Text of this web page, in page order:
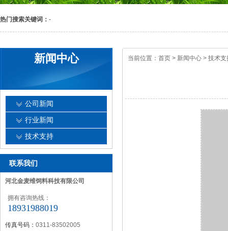
热门搜索关键词： -
当前位置： 首页 > 新闻中心 > 技术支
新闻中心
公司新闻
行业新闻
技术支持
联系我们
河北金麦维饲料科技有限公司
拥有咨询热线：
18931988019
传真号码： 0311-83502005